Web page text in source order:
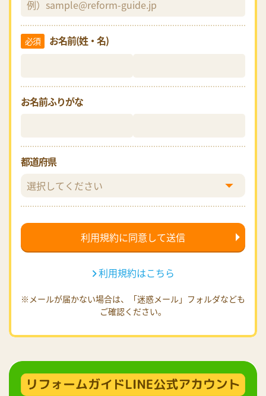
必須 お名前(姓・名)
お名前ふりがな
都道府県
利用規約はこちら
※メールが届かない場合は、「迷惑メール」フォルダなども
ご確認ください。